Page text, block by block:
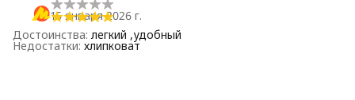
15 января 2026 г.
Достоинства: легкий ,удобный
Недостатки: хлипковат